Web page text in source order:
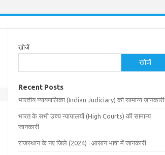
खोजें
खोजें
Recent Posts
भारतीय न्यायपालिका (Indian Judiciary) की सामान्य जानकारी
भारत के सभी उच्च न्यायालयों (High Courts) की सामान्य
जानकारी
राजस्थान के नए जिले (2024) : आसान भाषा में जानकारी